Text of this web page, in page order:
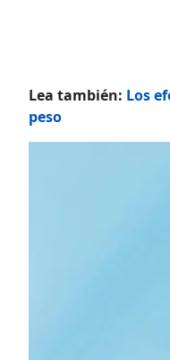
Lea también: Los
peso